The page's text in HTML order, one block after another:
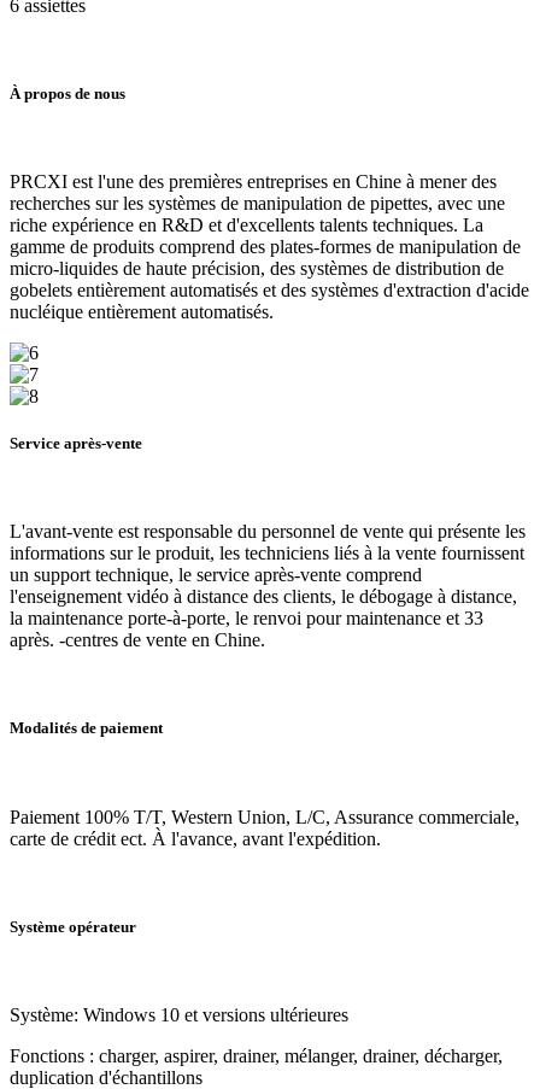
6 assiettes
À propos de nous
PRCXI est l'une des premières entreprises en Chine à mener des
recherches sur les systèmes de manipulation de pipettes, avec une
riche expérience en R&D et d'excellents talents techniques. La
gamme de produits comprend des plates-formes de manipulation de
micro-liquides de haute précision, des systèmes de distribution de
gobelets entièrement automatisés et des systèmes d'extraction d'acide
nucléique entièrement automatisés.
Service après-vente
L'avant-vente est responsable du personnel de vente qui présente les
informations sur le produit, les techniciens liés à la vente fournissent
un support technique, le service après-vente comprend
l'enseignement vidéo à distance des clients, le débogage à distance,
la maintenance porte-à-porte, le renvoi pour maintenance et 33
après. -centres de vente en Chine.
Modalités de paiement
Paiement 100% T/T, Western Union, L/C, Assurance commerciale,
carte de crédit ect. À l'avance, avant l'expédition.
Système opérateur
Système: Windows 10 et versions ultérieures
Fonctions : charger, aspirer, drainer, mélanger, drainer, décharger,
duplication d'échantillons